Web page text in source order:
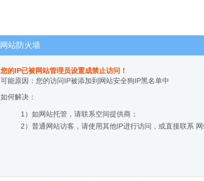
网站防火墙
您的IP已被网站管理员设置成禁止访问！
可能原因：您的访问IP被添加到网站安全狗IP黑名单中
如何解决：
1）如网站托管，请联系空间提供商；
2）普通网站访客，请使用其他IP进行访问，或直接联系 网